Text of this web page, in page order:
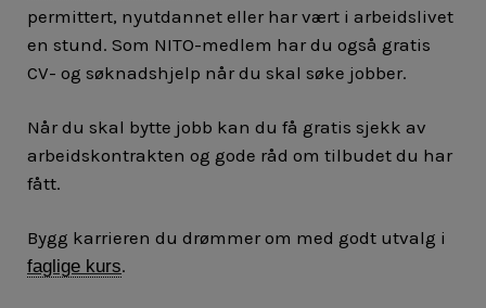
permittert, nyutdannet eller har vært i arbeidslivet
en stund. Som NITO-medlem har du også gratis
CV- og søknadshjelp når du skal søke jobber.
Når du skal bytte jobb kan du få gratis sjekk av
arbeidskontrakten og gode råd om tilbudet du har
fått.
Bygg karrieren du drømmer om med godt utvalg i
faglige kurs.